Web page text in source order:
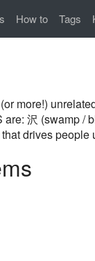
How to Tags
more!)
沢 (swamp /
drives people